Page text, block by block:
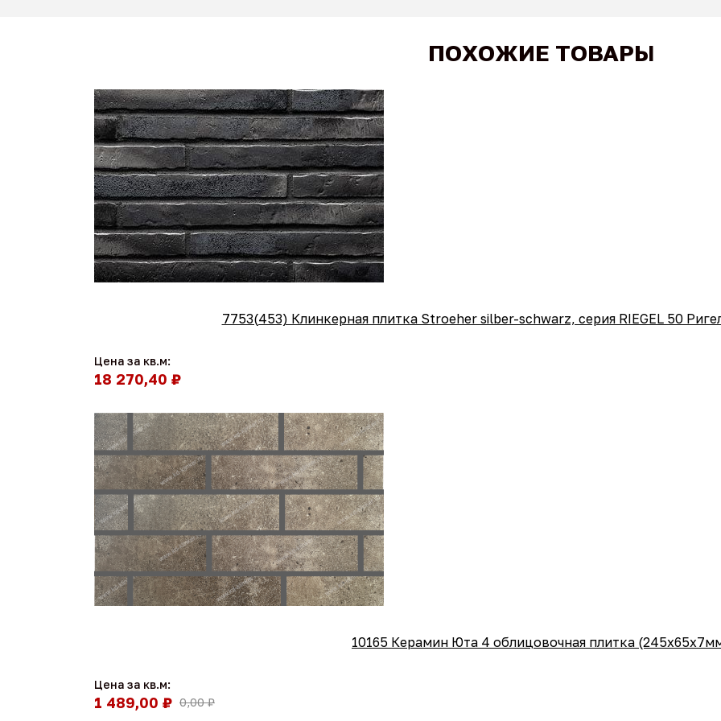
ПОХОЖИЕ ТОВАРЫ
7753(453) Клинкерная плитка Stroeher silber-schwarz, серия RIEGEL 50
Цена за кв.м:
18 270,40 ₽
10165 Керамин Юта 4 облицовочная плитка
Цена за кв.м:
1 489,00 ₽ 0,00 ₽